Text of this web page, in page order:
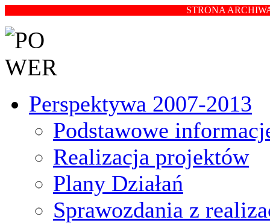
STRONA
Perspektywa 2007-2013
Podstawowe
Realizacja projektów
Plany Działań
Sprawozdania z